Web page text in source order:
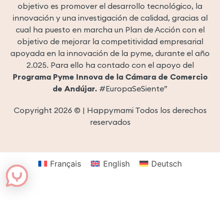
objetivo es promover el desarrollo tecnológico, la
innovación y una investigación de calidad, gracias al
cual ha puesto en marcha un Plan de Acción con el
objetivo de mejorar la competitividad empresarial
apoyada en la innovación de la pyme, durante el año
2.025. Para ello ha contado con el apoyo del
Programa Pyme Innova de la Cámara de Comercio
de Andújar. #EuropaSeSiente”
Copyright 2026 © | Happymami Todos los derechos
reservados
Français English Deutsch